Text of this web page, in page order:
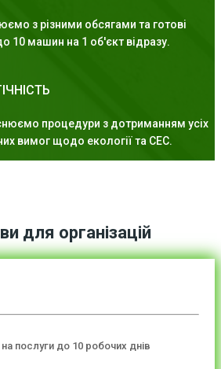
з різними обсягами та готові
10 машин на 1 об'єкт відразу.
процедури з дотриманням усіх
вимог щодо екології та СЕС.
для організацій
послуги до 10 робочих днів